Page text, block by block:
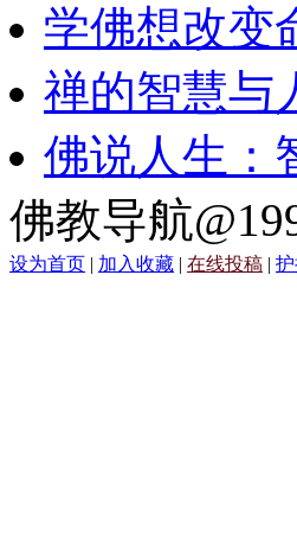
学佛想改变
禅的智慧与
佛说人生：
佛教导航
设为首页 | 加入收藏 | 在线投稿 |